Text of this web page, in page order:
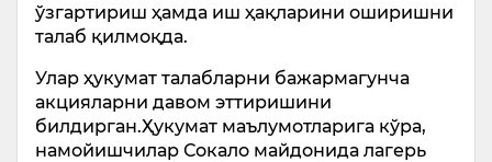
ўзгартириш ҳамда иш ҳақларини оширишни
талаб қилмоқда.
Улар ҳукумат талабларни бажармагунча
акцияларни давом эттиришини
билдирган.Ҳукумат маълумотларига кўра,
намойишчилар Сокало майдонида лагерь